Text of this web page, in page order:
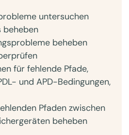
untersuchen
beheben
beheben
für fehlende Pfade,
und APD-Bedingungen,
Pfaden zwischen
beheben